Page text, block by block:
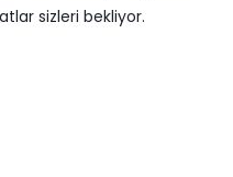
sizleri bekliyor.